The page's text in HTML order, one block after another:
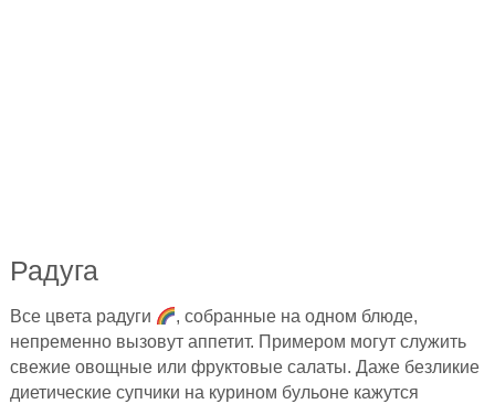
Радуга
Все цвета радуги
, собранные на одном блюде,
непременно вызовут аппетит. Примером могут служить
свежие овощные или фруктовые салаты. Даже безликие
диетические супчики на курином бульоне кажутся